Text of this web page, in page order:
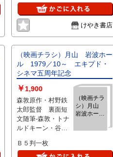
状態に関わらず「中古品（並）」
と表示されています。「日本の古
本屋」は６段階の「状態」表記が
必須となりましたが、当店の扱う
けは適切ではない（不可能な）
為、状態欄の「中古品（並）」と
いう表現は考慮にいれないで下さ
い。痛みなどの瑕疵につきまして
は、解説欄等をご参考にして下さ
い。状態表記の無いものは特に問
題なく良好とお考え下さい。:
けやき書店
（映画チラシ）月山 岩波ホー
ル 1979／10～ エキプド・
シネマ五周年記念
（映画チラ
シ）月山
岩波ホー
／10～ エ
記念
￥ 1,900
森敦原作・村野鉄
太郎監督 裏面短
文随筆-森敦・トナ
ルドキーン・谷川
Ｂ５判一枚